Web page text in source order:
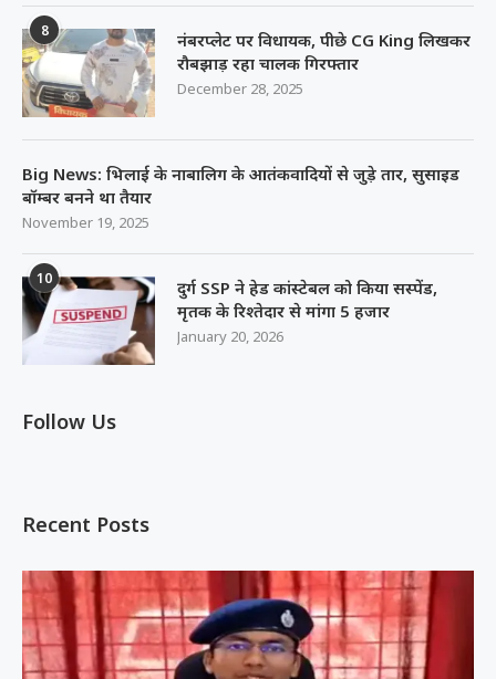
8
नंबरप्लेट पर विधायक, पीछे CG King लिखकर
रौबझाड़ रहा चालक गिरफ्तार
December 28, 2025
Big News: भिलाई के नाबालिग के आतंकवादियों से जुड़े तार, सुसाइड
बॉम्बर बनने था तैयार
November 19, 2025
10
दुर्ग SSP ने हेड कांस्टेबल को किया सस्पेंड,
मृतक के रिश्तेदार से मांगा 5 हजार
January 20, 2026
Follow Us
Recent Posts